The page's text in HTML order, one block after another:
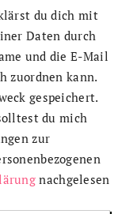
du dich mit
Daten durch
und die E-Mail
zuordnen kann.
gespeichert.
du mich
zur
nachgelesen